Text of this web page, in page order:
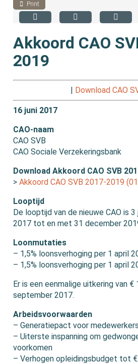
Print
Akkoord CAO
2019
| Download CAO
16 juni 2017
CAO-naam
CAO SVB
CAO Sociale Verzekeringsbank
Download Akkoord CAO SVB
>Akkoord CAO SVB 2017-2019
Looptijd
De looptijd van de nieuwe CAO is 3
2017 tot en met 31 december
Loonmutaties
– 1,5% loonsverhoging per 1 april
– 1,5% loonsverhoging per 1 april
Er is een eenmalige uitkering van €
september 2017.
Arbeidsvoorwaarden
– Generatiepact voor
– Uiterste inspanning om
voorkomen
– Verhogen opleidingsbudget tot